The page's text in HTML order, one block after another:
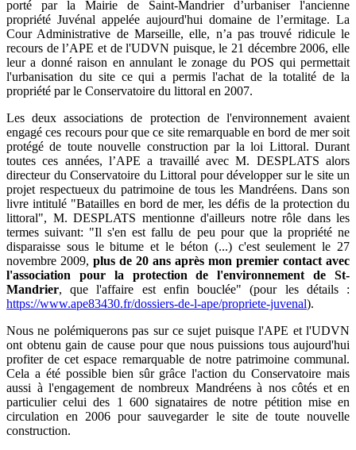
porté par la Mairie de Saint-Mandrier d’urbaniser l'ancienne
propriété Juvénal appelée aujourd'hui domaine de l’ermitage. La
Cour Administrative de Marseille, elle, n’a pas trouvé ridicule le
recours de l’APE et de l'UDVN puisque, le 21 décembre 2006, elle
leur a donné raison en annulant le zonage du POS qui permettait
l'urbanisation du site ce qui a permis l'achat de la totalité de la
propriété par le Conservatoire du littoral en 2007.
Les deux associations de protection de l'environnement avaient
engagé ces recours pour que ce site remarquable en bord de mer soit
protégé de toute nouvelle construction par la loi Littoral. Durant
toutes ces années, l’APE a travaillé avec M. DESPLATS alors
directeur du Conservatoire du Littoral pour développer sur le site un
projet respectueux du patrimoine de tous les Mandréens. Dans son
livre intitulé "Batailles en bord de mer, les défis de la protection du
littoral", M. DESPLATS mentionne d'ailleurs notre rôle dans les
termes suivant: "Il s'en est fallu de peu pour que la propriété ne
disparaisse sous le bitume et le béton (...) c'est seulement le 27
novembre 2009, plus de 20 ans après mon premier contact avec
l'association pour la protection de l'environnement de St-
Mandrier, que l'affaire est enfin bouclée" (pour les détails :
https://www.ape83430.fr/dossiers-de-l-ape/propriete-juvenal).
Nous ne polémiquerons pas sur ce sujet puisque l'APE et l'UDVN
ont obtenu gain de cause pour que nous puissions tous aujourd'hui
profiter de cet espace remarquable de notre patrimoine communal.
Cela a été possible bien sûr grâce l'action du Conservatoire mais
aussi à l'engagement de nombreux Mandréens à nos côtés et en
particulier celui des 1 600 signataires de notre pétition mise en
circulation en 2006 pour sauvegarder le site de toute nouvelle
construction.